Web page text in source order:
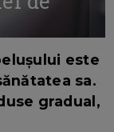
este
sa.
gradual,